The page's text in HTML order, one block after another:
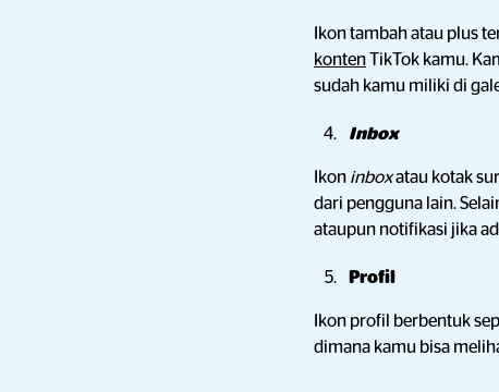
Ikon tambah atau plus
konten TikTok kamu.
sudah kamu miliki di
Inbox
Ikon inboxatau kotak
dari pengguna lain.
ataupun notifikasi jika
Profil
Ikon profil berbentuk
dimana kamu bisa